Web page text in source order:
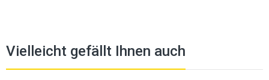
Vielleicht gefällt Ihnen auch